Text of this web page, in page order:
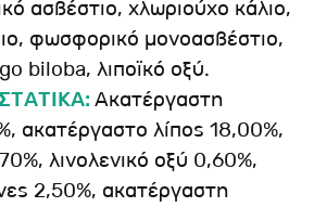
ασβέστιο, χλωριούχο κάλιο,
φωσφορικό μονοασβέστιο,
biloba, λιποϊκό οξύ.
Ακατέργαστη
ακατέργαστο λίπος 18,00%,
λινολενικό οξύ 0,60%,
2,50%, ακατέργαστη